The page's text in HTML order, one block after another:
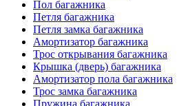
Пол багажника
Петля багажника
Петля замка багажника
Амортизатор багажника
Трос открывания багажника
Крышка (дверь) багажника
Амортизатор пола багажника
Трос замка багажника
Пружина багажника